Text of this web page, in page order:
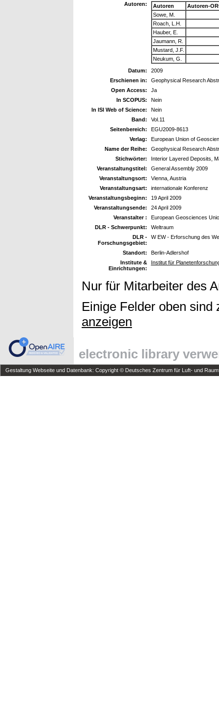
Autoren:
Autoren
Autoren-
Sowe, M.
Roach, L.H.
Hauber, E.
Jaumann, R.
Mustard, J.F.
Neukum, G.
Datum:
2009
Erschienen in:
Geophysical Research
Open Access:
Ja
In SCOPUS:
Nein
In ISI Web of Science:
Nein
Band:
Vol.11
Seitenbereich:
EGU2009-8613
Verlag:
European Union of
Name der Reihe:
Geophysical Research
Stichwörter:
Interior Layered Deposits,
Veranstaltungstitel:
General Assembly 2009
Veranstaltungsort:
Vienna, Austria
Veranstaltungsart:
internationale Konferenz
Veranstaltungsbeginn:
19 April 2009
Veranstaltungsende:
24 April 2009
Veranstalter :
European Geosciences
DLR - Schwerpunkt:
Weltraum
DLR -
Forschungsgebiet:
W EW - Erforschung des
Standort:
Berlin-Adlershof
Institute &
Einrichtungen:
Institut für
Nur für Mitarbeiter des
Einige Felder oben
anzeigen
electronic library
Gestaltung Webseite und Datenbank: Copyright © Deutsches Zentrum für Luft- und